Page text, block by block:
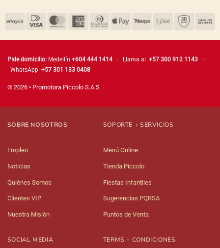
Pide domicilio: Medellín +604 444 1414 · Llama al +57 300 912 1143
·
WhatsApp +57 301 133 0408
© 2026 • Promotora Piccolo S.A.S
SOBRE NOSOTROS
Empleo
Noticias
Quiénes Somos
Clientes VIP
Nuestra Misión
SOPORTE + SERVICIOS
Menú Online
Tienda Piccolo
Fiestas Infantiles
Sugerencias PQRSA
Puntos de Venta
SOCIAL MEDIA TERMS + CONDICIONES